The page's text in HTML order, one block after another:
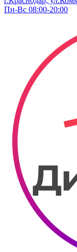
Пн-Вс 08:00-20:00